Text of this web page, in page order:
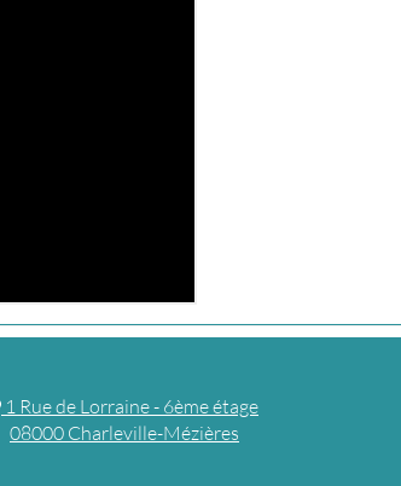
1 Rue de Lorraine - 6ème étage
08000 Charleville-Mézières